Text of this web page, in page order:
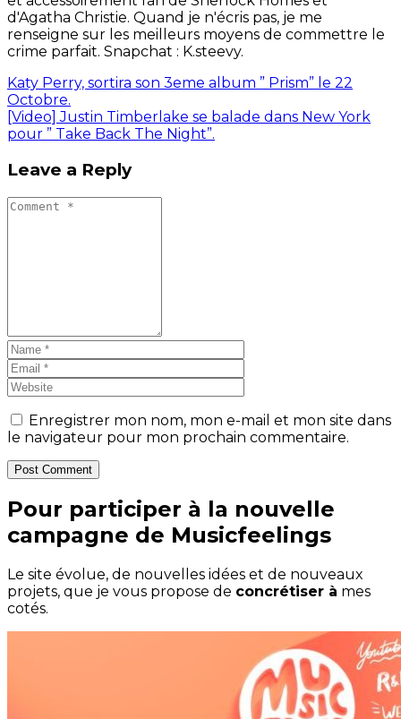
d'Agatha Christie. Quand je n'écris pas, je me
renseigne sur les meilleurs moyens de commettre le
crime parfait. Snapchat : K.steevy.
Katy Perry, sortira son 3eme album ” Prism” le 22
Octobre.
[Video] Justin Timberlake se balade dans New York
pour ” Take Back The Night”.
Leave a Reply
Enregistrer mon nom, mon e-mail et mon site dans
le navigateur pour mon prochain commentaire.
Post Comment
Pour participer à la nouvelle
campagne de Musicfeelings
Le site évolue, de nouvelles idées et de nouveaux
projets, que je vous propose de concrétiser à mes
cotés.